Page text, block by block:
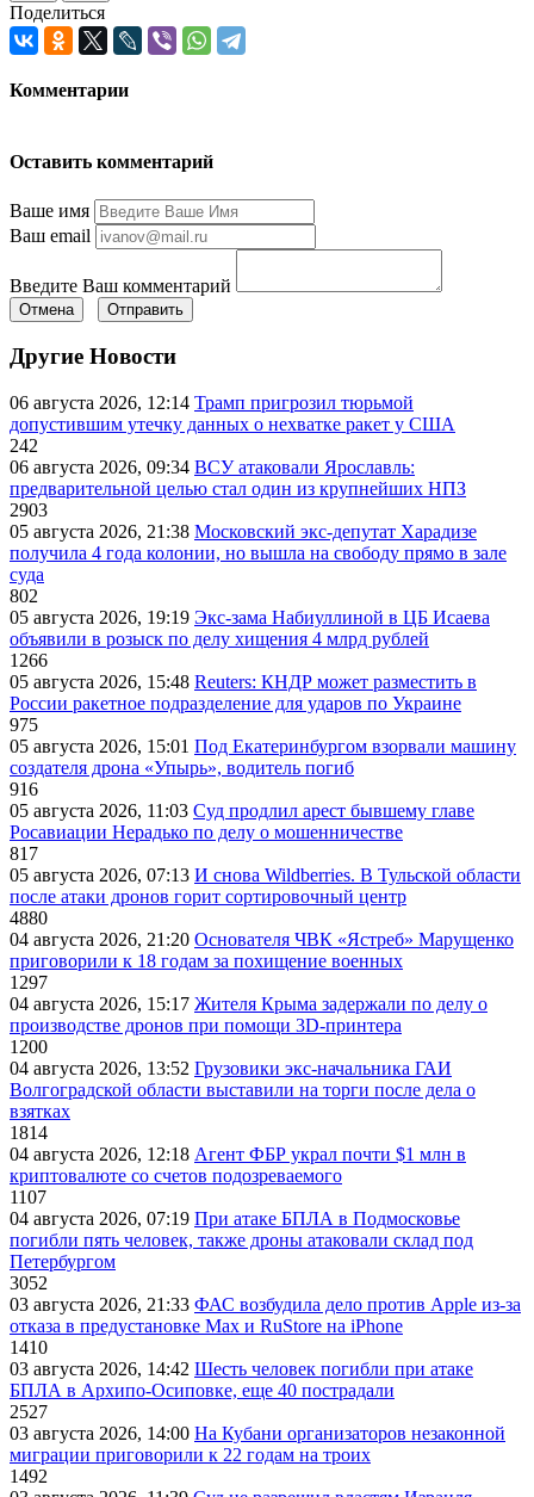
Поделиться
Комментарии
Оставить комментарий
Ваше имя
Ваш email
Введите Ваш комментарий
Отмена Отправить
Другие Новости
06 августа 2026, 12:14 Трамп пригрозил тюрьмой
допустившим утечку данных о нехватке ракет у США
242
06 августа 2026, 09:34 ВСУ атаковали Ярославль:
предварительной целью стал один из крупнейших НПЗ
2903
05 августа 2026, 21:38 Московский экс-депутат Харадизе
получила 4 года колонии, но вышла на свободу прямо в зале
суда
802
05 августа 2026, 19:19 Экс-зама Набиуллиной в ЦБ Исаева
объявили в розыск по делу хищения 4 млрд рублей
1266
05 августа 2026, 15:48 Reuters: КНДР может разместить в
России ракетное подразделение для ударов по Украине
975
05 августа 2026, 15:01 Под Екатеринбургом взорвали машину
создателя дрона «Упырь», водитель погиб
916
05 августа 2026, 11:03 Суд продлил арест бывшему главе
Росавиации Нерадько по делу о мошенничестве
817
05 августа 2026, 07:13 И снова Wildberries. В Тульской области
после атаки дронов горит сортировочный центр
4880
04 августа 2026, 21:20 Основателя ЧВК «Ястреб» Марущенко
приговорили к 18 годам за похищение военных
1297
04 августа 2026, 15:17 Жителя Крыма задержали по делу о
производстве дронов при помощи 3D‑принтера
1200
04 августа 2026, 13:52 Грузовики экс-начальника ГАИ
Волгоградской области выставили на торги после дела о
взятках
1814
04 августа 2026, 12:18 Агент ФБР украл почти $1 млн в
криптовалюте со счетов подозреваемого
1107
04 августа 2026, 07:19 При атаке БПЛА в Подмосковье
погибли пять человек, также дроны атаковали склад под
Петербургом
3052
03 августа 2026, 21:33 ФАС возбудила дело против Apple из-за
отказа в предустановке Max и RuStore на iPhone
1410
03 августа 2026, 14:42 Шесть человек погибли при атаке
БПЛА в Архипо-Осиповке, еще 40 пострадали
2527
03 августа 2026, 14:00 На Кубани организаторов незаконной
миграции приговорили к 22 годам на троих
1492